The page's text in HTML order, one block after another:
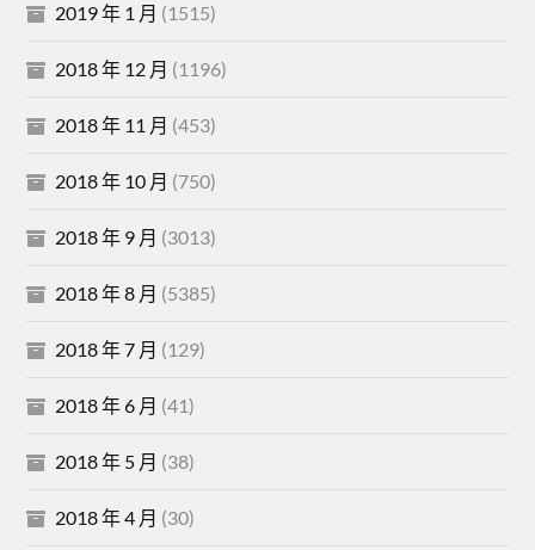
2019 年 1 月 (1515)
2018 年 12 月 (1196)
2018 年 11 月 (453)
2018 年 10 月 (750)
2018 年 9 月 (3013)
2018 年 8 月 (5385)
2018 年 7 月 (129)
2018 年 6 月 (41)
2018 年 5 月 (38)
2018 年 4 月 (30)